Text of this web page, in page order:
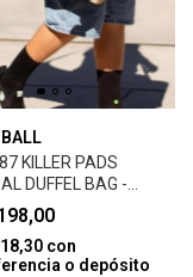
KILLER PADS
DUFFEL BAG -
con
o depósito